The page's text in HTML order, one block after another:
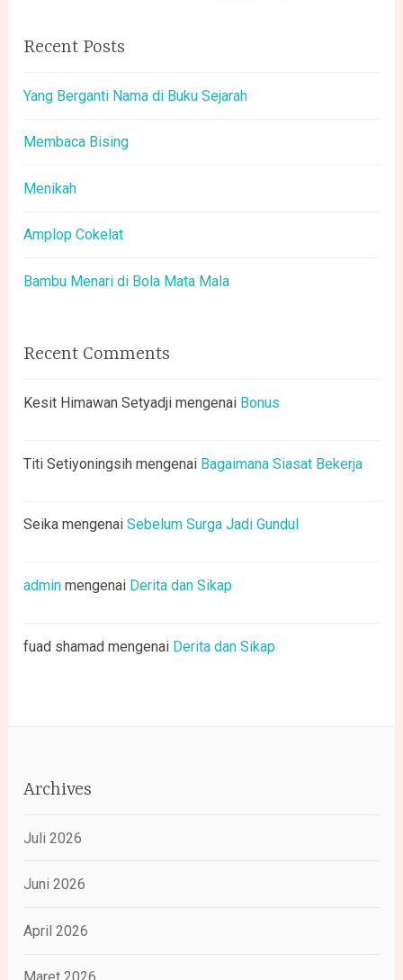
Recent Posts
Yang Berganti Nama di Buku Sejarah
Membaca Bising
Menikah
Amplop Cokelat
Bambu Menari di Bola Mata Mala
Recent Comments
Kesit Himawan Setyadji mengenai Bonus
Titi Setiyoningsih mengenai Bagaimana Siasat Bekerja
Seika mengenaiSebelum Surga Jadi Gundul
admin mengenai Derita dan Sikap
fuad shamad mengenai Derita dan Sikap
Archives
Juli 2026
Juni 2026
April 2026